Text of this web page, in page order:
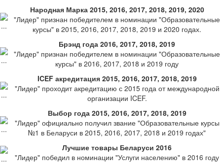
Народная Марка 2015, 2016, 2017, 2018, 2019, 2020
"Лидер" признан победителем в номинации "Образовательные
курсы" в 2015, 2016, 2017, 2018, 2019 и 2020 годах.
Брэнд года 2016, 2017, 2018, 2019
"Лидер" признан победителем в номинации "Образовательные
курсы" в 2016, 2017, 2018 и 2019 году
ICEF акредитация 2015, 2016, 2017, 2018, 2019
"Лидер" проходит акредитацию с 2015 года от международной
организации ICEF.
Выбор года 2015, 2016, 2017, 2018, 2019
"Лидер" официально получил звание "Образовательные курсы
№1 в Беларуси в 2015, 2016, 2017, 2018 и 2019 годах"
Лучшие товары Беларуси 2016
"Лидер" победил в номинации "Услуги населению" в 2016 году